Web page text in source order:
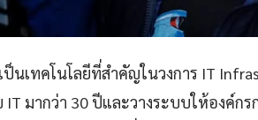
เป็นเทคโนโลยีที่สำคัญในวงการ IT
มากว่า 30 ปีและวางระบบให้องค์กร